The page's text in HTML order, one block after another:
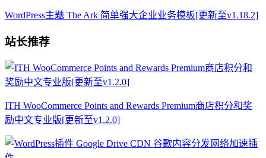
WordPress主题 The Ark 简单强大企业业务模板[更新至v1.18.2]
站长推荐
ITH WooCommerce Points and Rewards Premium商店积分和奖
励中文专业版[更新至v1.2.0]